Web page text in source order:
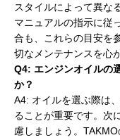
スタイルによって異な
マニュアルの指示に従
合も、これらの目安を
切なメンテナンスを心
Q4: エンジンオイルの
か？
A4: オイルを選ぶ際は
ることが重要です。次
慮しましょう。